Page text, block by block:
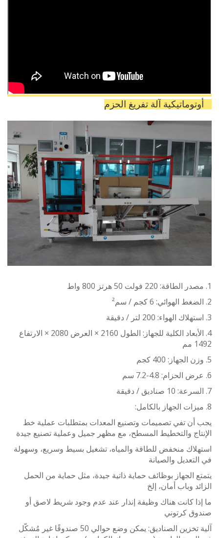
آلة تفريغ الحزم
4. الأبعاد الكلية للجهاز: الطول 2160 × العرض 2080 × الارتفاع
تفي تصميمات وتصنيع المعدات بمتطلبات عملية خط
والتخطيط المسطح، مع مظهر جميل وعملية تصنيع جيدة
منخفض للطاقة والمياه، تشغيل بسيط وسريع، وسهولة
والصيانة
الجهاز بوظائف حماية ذاتية جيدة، مثل حماية من الحمل
وباب أمان، إلخ
كانت هناك وظيفة إنذار عند عدم وجود شريط لاصق أو
كرتوني
آلية تخزين الصناديق: يمكن وضع حوالي 50 صندوقًا غير مُشكّل